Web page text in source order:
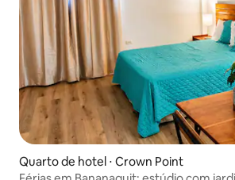
Quarto de hotel ⋅ Crown Point